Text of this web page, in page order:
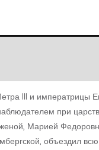
III и императрицы
при
Марией
объездил